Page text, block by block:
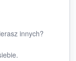
innych?